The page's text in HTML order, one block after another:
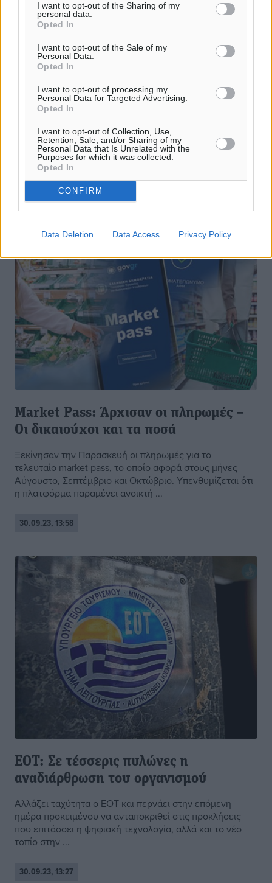
I want to opt-out of the Sharing of my
personal data.
Opted In
I want to opt-out of the Sale of my
Personal Data.
Opted In
I want to opt-out of processing my
Personal Data for Targeted Advertising.
Opted In
I want to opt-out of Collection, Use,
Retention, Sale, and/or Sharing of my
Personal Data that Is Unrelated with the
Purposes for which it was collected.
Opted In
CONFIRM
Data Deletion Data Access Privacy Policy
Διγενής: Με νέο πρόσωπο τον Γκαμμίς
Με καλή ψυχολογία την οποία κέρδισε, παρά την ήττα με
στον Φοίβο, καθώς κι ενισχυμένος μ’ έναν ακόμα ικανό
ποδοσφαιριστή, ...
30.09.23, 15:00
Market Pass: Άρχισαν οι πληρωμές –
Οι δικαιούχοι και τα ποσά
Ξεκίνησαν την Παρασκευή οι πληρωμές για το
τελευταίο market pass, το οποίο αφορά στους μήνες
Αύγουστο, Σεπτέμβριο και Οκτώβριο. Υπενθυμίζεται ότι
η πλατφόρμα παραμένει ανοικτή ...
30.09.23, 13:58
EOT: Σε τέσσερις πυλώνες η
αναδιάρθρωση του οργανισμού
Αλλάζει ταχύτητα ο ΕΟΤ και περνάει στην επόμενη
ημέρα προκειμένου να ανταποκριθεί στις προκλήσεις
που επιτάσσει η ψηφιακή τεχνολογία, αλλά και το νέο
τοπίο στην ...
30.09.23, 13:27